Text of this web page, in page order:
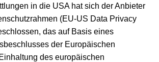
in die USA hat sich der Anbieter
(EU-US Data Privacy
das auf Basis eines
der Europäischen
des europäischen